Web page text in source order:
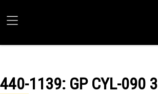
440-1139: GP CYL-090 3